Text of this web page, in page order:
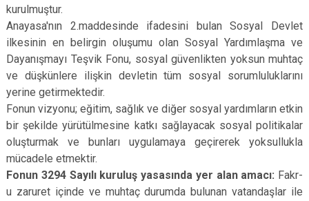
kurulmuştur.
Anayasa'nın 2.maddesinde ifadesini bulan Sosyal Devlet
ilkesinin en belirgin oluşumu olan Sosyal Yardımlaşma ve
Dayanışmayı Teşvik Fonu, sosyal güvenlikten yoksun muhtaç
ve düşkünlere ilişkin devletin tüm sosyal sorumluluklarını
yerine getirmektedir.
Fonun vizyonu; eğitim, sağlık ve diğer sosyal yardımların etkin
bir şekilde yürütülmesine katkı sağlayacak sosyal politikalar
oluşturmak ve bunları uygulamaya geçirerek yoksullukla
mücadele etmektir.
Fonun 3294 Sayılı kuruluş yasasında yer alan amacı: Fakr-
u zaruret içinde ve muhtaç durumda bulunan vatandaşlar ile